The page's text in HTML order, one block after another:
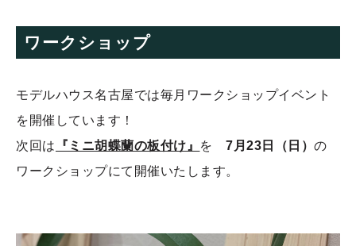
ワークショップ
モデルハウス名古屋では毎月ワークショップイベント
を開催しています！
次回は
『ミニ胡蝶蘭の板付け』 を 7月23日（日）の
ワークショップにて開催いたします。